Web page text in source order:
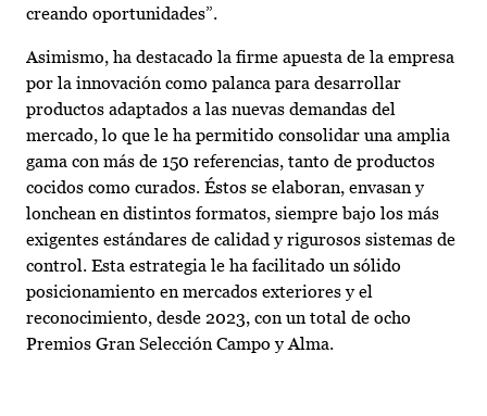
creando oportunidades”.
Asimismo, ha destacado la firme apuesta de la empresa
por la innovación como palanca para desarrollar
productos adaptados a las nuevas demandas del
mercado, lo que le ha permitido consolidar una amplia
gama con más de 150 referencias, tanto de productos
cocidos como curados. Éstos se elaboran, envasan y
lonchean en distintos formatos, siempre bajo los más
exigentes estándares de calidad y rigurosos sistemas de
control. Esta estrategia le ha facilitado un sólido
posicionamiento en mercados exteriores y el
reconocimiento, desde 2023, con un total de ocho
Premios Gran Selección Campo y Alma.